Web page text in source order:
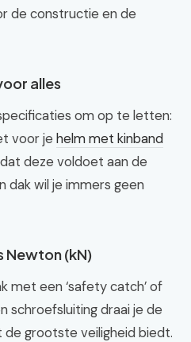
de constructie en de
alles
om op te letten:
voor je helm met kinband
deze voldoet aan de
dak wil je immers geen
Newton (kN)
met een ‘safety catch’ of
schroefsluiting draai je de
de grootste veiligheid biedt.